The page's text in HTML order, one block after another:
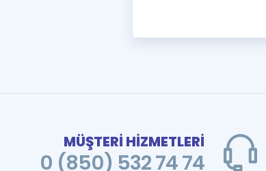
MÜŞTERİ HİZMETLERİ
0 (850) 532 74 74